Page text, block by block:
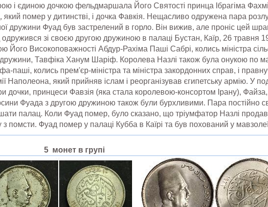
і єдиною дочкою фельдмаршала Його Святості принца Ібрагіма
який помер у дитинстві, і дочка Фавкія. Нещасливо одружена пара
дружини Фуад був застрелений в горло. Він вижив, але проніс цей
зі своєю другою дружиною в палаці Бустан, Каїр, 26 травня
Його Високоповажності Абдур-Рахіма Паші Сабрі, колись міністра
Тавфіка Ханум Шаріф. Королева Назлі також була онукою по
паші, колись прем'єр-міністра та міністра закордонних справ, і
Наполеона, який прийняв іслам і реорганізував єгипетську армію. У
дочки, принцеси Фавзія (яка стала королевою-консортом Ірану),
Фуада з другою дружиною також були бурхливими. Пара постійно
палац. Коли Фуад помер, було сказано, що тріумфатор Назлі
з помсти. Фуад помер у палаці Кубба в Каїрі та був похований у
5 монет в групі